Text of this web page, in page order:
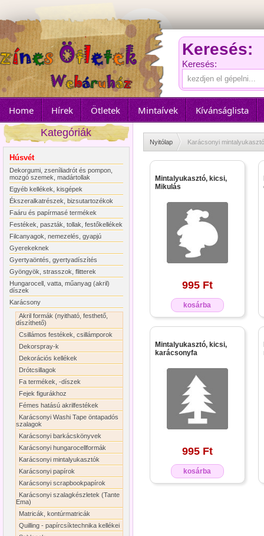
Keresés:
Keresés:
Home Hírek Ötletek Mintaívek
Kívánságlista
Kategóriák
Húsvét
Dekorgumi, zseníliadrót és pompon,
mozgó szemek, madártollak
Egyéb kellékek, kisgépek
Ékszeralkatrészek, bizsutartozékok
Faáru és papírmasé termékek
Festékek, paszták, tollak, festőkellékek
Filcanyagok, nemezelés, gyapjú
Gyerekeknek
Gyertyaöntés, gyertyadíszítés
Gyöngyök, strasszok, flitterek
Hungarocell, vatta, műanyag (akril)
díszek
Karácsony
Akril formák (nyitható, festhető,
díszíthető)
Csillámos festékek, csillámporok
Dekorspray-k
Dekorációs kellékek
Drótcsillagok
Fa termékek, -díszek
Fejek figurákhoz
Fémes hatású akrilfestékek
Karácsonyi Washi Tape öntapadós
szalagok
Karácsonyi barkácskönyvek
Karácsonyi hungarocellformák
Karácsonyi mintalyukasztók
Karácsonyi papírok
Karácsonyi scrapbookpapírok
Karácsonyi szalagkészletek (Tante
Ema)
Matricák, kontúrmatricák
Quilling - papírcsíktechnika kellékei
Nyitólap Karácsonyi
Mintalyukasztó, kicsi,
Mikulás
995 Ft
kosárba
Mintalyukasztó, kicsi,
karácsonyfa
995 Ft
kosárba